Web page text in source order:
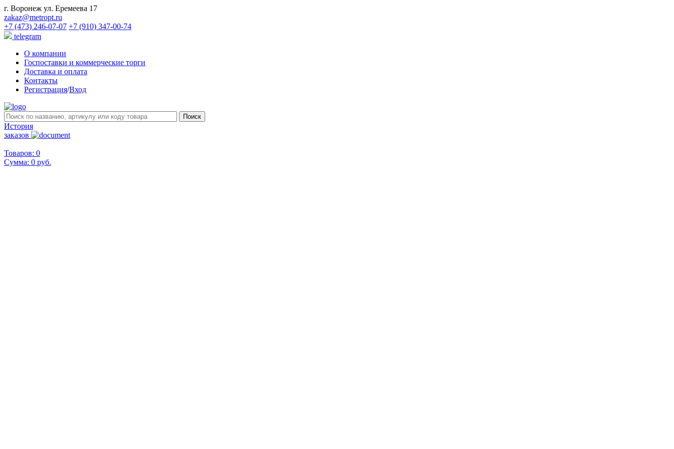
г. Воронеж ул. Еремеева 17
zakaz@metropt.ru
+7 (473) 246-07-07 +7 (910) 347-00-74
telegram
О компании
Госпоставки и коммерческие торги
Доставка и оплата
Контакты
Регистрация/Вход
История
заказов
Товаров: 0
Сумма: 0 руб.